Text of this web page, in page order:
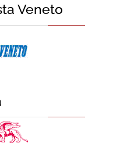
Veneto